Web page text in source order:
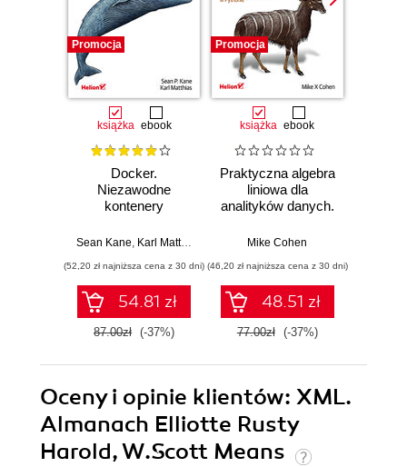
Promocja
książka ebook
Docker.
Niezawodne
kontenery
Praktyczne
Wydanie III
Sean Kane, Karl Matthias
(52,20 zł najniższa cena z 30 dni)
54.81 zł
87.00zł (-37%)
Promocja
książka ebook
Praktyczna algebra
liniowa dla
analityków danych.
koncepcji do
aplikacji w
Pythonie
Mike Cohen
(46,20 zł najniższa cena z 30 dni)
48.51 zł
77.00zł (-37%)
Oceny i opinie klientów: XML.
Almanach Elliotte Rusty
Harold, W.Scott Means